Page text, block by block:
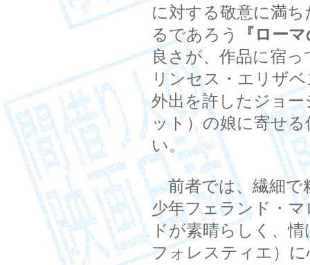
に対する敬意に満
るであろう
『ロー
良さが、作品に宿
リンセス・エリザ
外出を許したジョ
ット）の娘に寄せ
い。
前者では、繊細で
少年フェランド・
ドが素晴らしく、
フォレスティエ）